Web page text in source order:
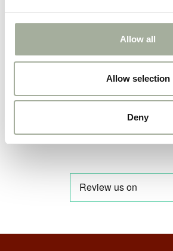
Allow all
Allow selection
Deny
veilig in huishoudens met
Effectief bij consequente
Voor een blijvend resultaat
dagelijks gebruiken.